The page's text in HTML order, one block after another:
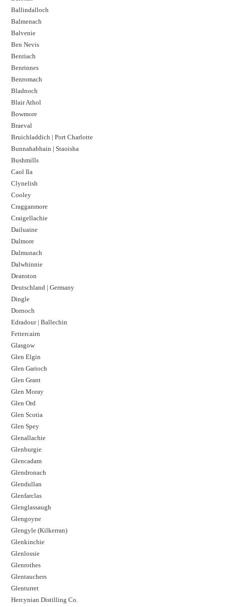
Ballindalloch
Balmenach
Balvenie
Ben Nevis
Benriach
Benrinnes
Benromach
Bladnoch
Blair Athol
Bowmore
Braeval
Bruichladdich | Port Charlotte
Bunnahabhain | Staoisha
Bushmills
Caol Ila
Clynelish
Cooley
Cragganmore
Craigellachie
Dailuaine
Dalmore​
Dalmunach
Dalwhinnie
Deanston
Deutschland | Germany
Dingle
Dornoch
Edradour | Ballechin
Fettercairn
Glasgow
Glen Elgin
Glen Garioch
Glen Grant
Glen Moray
Glen Ord
Glen Scotia
Glen Spey
Glenallachie
Glenburgie
Glencadam
Glendronach
Glendullan
Glenfarclas
Glenglassaugh
Glengoyne
Glengyle (Kilkerran)
Glenkinchie
Glenlossie
Glenrothes
Glentauchers
Glenturret
Hercynian Distilling Co.